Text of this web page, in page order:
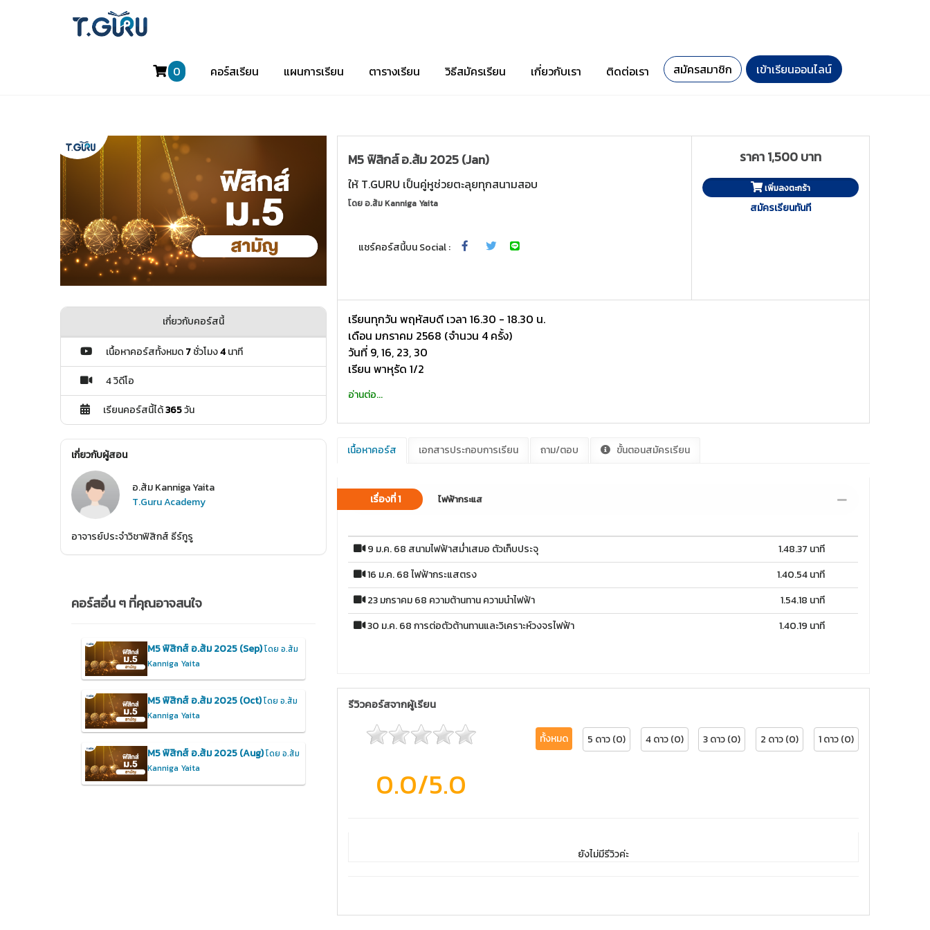
0 คอร์สเรียน แผนการเรียน ตารางเรียน วิธีสมัครเรียน เกี่ยวกับเรา ติดต่อเรา สมัครสมาชิก เข้าเรียนออนไลน์
M5 ฟิสิกส์ อ.ส้ม 2025 (Jan)
ให้ T.GURU เป็นคู่หูช่วยตะลุยทุกสนามสอบ
โดยอ.ส้ม Kanniga Yaita
แชร์คอร์สนี้บน Social :
ราคา 1,500 บาท
เพิ่มลงตะกร้า
สมัครเรียนทันที
เรียนทุกวัน พฤหัสบดี เวลา 16.30 - 18.30 น.
เดือน มกราคม 2568 (จำนวน 4 ครั้ง)
วันที่ 9, 16, 23, 30
เรียน พาหุรัด 1/2
อ่านต่อ...
เนื้อหาคอร์ส เอกสารประกอบการเรียน ถาม/ตอบ ขั้นตอนสมัครเรียน
เรื่องที่ 1 ไฟฟ้ากระแส
9 ม.ค. 68 สนามไฟฟ้าสม่ำเสมอ ตัวเก็บประจุ
1.48.37 นาที
16 ม.ค. 68 ไฟฟ้ากระแสตรง
1.40.54 นาที
23 มกราคม 68 ความต้านทาน ความนำไฟฟ้า
1.54.18 นาที
30 ม.ค. 68 การต่อตัวต้านทานและวิเคราะห์วงจรไฟฟ้า
1.40.19 นาที
รีวิวคอร์สจากผู้เรียน
0.0/5.0
ทั้งหมด 5 ดาว (0) 4 ดาว (0) 3 ดาว (0) 2 ดาว (0) 1 ดาว (0)
ยังไม่มีรีวิวค่ะ
เกี่ยวกับคอร์สนี้
เนื้อหาคอร์สทั้งหมด7ชั่วโมง4นาที
4 วิดีโอ
เรียนคอร์สนี้ได้365วัน
เกี่ยวกับผู้สอน
อ.ส้ม Kanniga Yaita
T.Guru Academy
อาจารย์ประจำวิชาฟิสิกส์ ธีร์กูรู
คอร์สอื่น ๆ ที่คุณอาจสนใจ
M5 ฟิสิกส์ อ.ส้ม 2025 (Sep)โดย อ.ส้ม
Kanniga Yaita
M5 ฟิสิกส์ อ.ส้ม 2025 (Oct)โดย อ.ส้ม
Kanniga Yaita
M5 ฟิสิกส์ อ.ส้ม 2025 (Aug)โดย อ.ส้ม
Kanniga Yaita